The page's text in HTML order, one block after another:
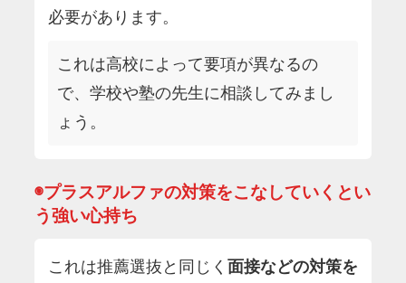
必要があります。
これは高校によって要項が異なるの
で、学校や塾の先生に相談してみまし
ょう。
◉プラスアルファの対策をこなしていくとい
う強い心持ち
これは推薦選抜と同じく 面接などの対策を